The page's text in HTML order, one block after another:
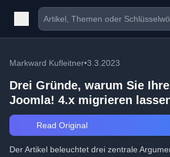
Markward Kufleitner•3.3.2023
Drei Gründe, warum Sie
Joomla! 4.x migrieren
Read Original
Der Artikel beleuchtet drei zentrale